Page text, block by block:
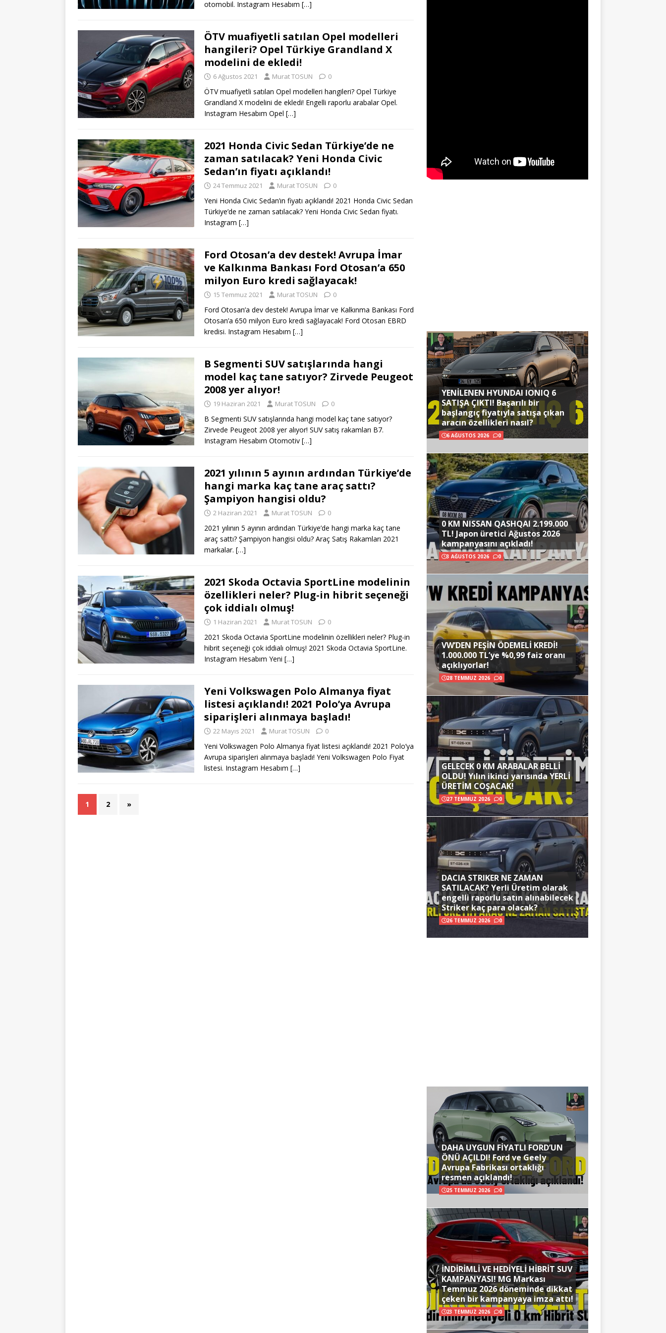
otomobil. Instagram Hesabım […]
ÖTV muafiyetli satılan Opel modelleri
hangileri? Opel Türkiye Grandland X
modelini de ekledi!
6 Ağustos 2021 Murat TOSUN 0
ÖTV muafiyetli satılan Opel modelleri hangileri? Opel Türkiye
Grandland X modelini de ekledi! Engelli raporlu arabalar Opel.
Instagram Hesabım Opel […]
2021 Honda Civic Sedan Türkiye’de ne
zaman satılacak? Yeni Honda Civic
Sedan’ın fiyatı açıklandı!
24 Temmuz 2021 Murat TOSUN 0
Yeni Honda Civic Sedan’ın fiyatı açıklandı! 2021 Honda Civic Sedan
Türkiye’de ne zaman satılacak? Yeni Honda Civic Sedan fiyatı.
Instagram […]
Ford Otosan’a dev destek! Avrupa İmar
ve Kalkınma Bankası Ford Otosan’a 650
milyon Euro kredi sağlayacak!
15 Temmuz 2021 Murat TOSUN 0
Ford Otosan’a dev destek! Avrupa İmar ve Kalkınma Bankası Ford
Otosan’a 650 milyon Euro kredi sağlayacak! Ford Otosan EBRD
kredisi. Instagram Hesabım […]
B Segmenti SUV satışlarında hangi
model kaç tane satıyor? Zirvede Peugeot
2008 yer alıyor!
19 Haziran 2021 Murat TOSUN 0
B Segmenti SUV satışlarında hangi model kaç tane satıyor?
Zirvede Peugeot 2008 yer alıyor! SUV satış rakamları B7.
Instagram Hesabım Otomotiv […]
2021 yılının 5 ayının ardından Türkiye’de
hangi marka kaç tane araç sattı?
Şampiyon hangisi oldu?
2 Haziran 2021 Murat TOSUN 0
2021 yılının 5 ayının ardından Türkiye’de hangi marka kaç tane
araç sattı? Şampiyon hangisi oldu? Araç Satış Rakamları 2021
markalar. […]
2021 Skoda Octavia SportLine modelinin
özellikleri neler? Plug-in hibrit seçeneği
çok iddialı olmuş!
1 Haziran 2021 Murat TOSUN 0
2021 Skoda Octavia SportLine modelinin özellikleri neler? Plug-in
hibrit seçeneği çok iddialı olmuş! 2021 Skoda Octavia SportLine.
Instagram Hesabım Yeni […]
Yeni Volkswagen Polo Almanya fiyat
listesi açıklandı! 2021 Polo’ya Avrupa
siparişleri alınmaya başladı!
22 Mayıs 2021 Murat TOSUN 0
Yeni Volkswagen Polo Almanya fiyat listesi açıklandı! 2021 Polo’ya
Avrupa siparişleri alınmaya başladı! Yeni Volkswagen Polo Fiyat
listesi. Instagram Hesabım […]
1 2 »
YENİLENEN HYUNDAI IONIQ 6
SATIŞA ÇIKTI! Başarılı bir
başlangıç fiyatıyla satışa çıkan
aracın özellikleri nasıl?
6 AĞUSTOS 2026 0
0 KM NISSAN QASHQAI 2.199.000
TL! Japon üretici Ağustos 2026
kampanyasını açıkladı!
3 AĞUSTOS 2026 0
VW’DEN PEŞİN ÖDEMELİ KREDİ!
1.000.000 TL’ye %0,99 faiz oranı
açıklıyorlar!
28 TEMMUZ 2026 0
GELECEK 0 KM ARABALAR BELLİ
OLDU! Yılın ikinci yarısında YERLİ
ÜRETİM COŞACAK!
27 TEMMUZ 2026 0
DACIA STRIKER NE ZAMAN
SATILACAK? Yerli Üretim olarak
engelli raporlu satın alınabilecek
Striker kaç para olacak?
26 TEMMUZ 2026 0
DAHA UYGUN FİYATLI FORD’UN
ÖNÜ AÇILDI! Ford ve Geely
Avrupa Fabrikası ortaklığı
resmen açıklandı!
25 TEMMUZ 2026 0
İNDİRİMLİ VE HEDİYELİ HİBRİT SUV
KAMPANYASI! MG Markası
Temmuz 2026 döneminde dikkat
çeken bir kampanyaya imza attı!
23 TEMMUZ 2026 0